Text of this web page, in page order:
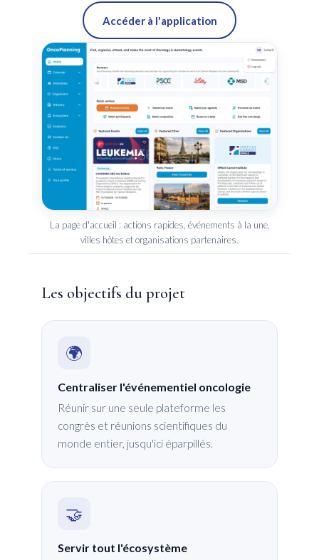
Accéder à l'application
La page d'accueil : actions rapides, événements à la une,
villes hôtes et organisations partenaires.
Les objectifs du projet
🌍
Centraliser l'événementiel oncologie
Réunir sur une seule plateforme les
congrès et réunions scientifiques du
monde entier, jusqu'ici éparpillés.
🤝
Servir tout l'écosystème